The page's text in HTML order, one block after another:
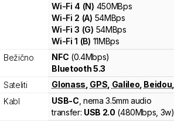
Wi-Fi 4 (N) 450MBps
Wi-Fi 2 (A) 54MBps
Wi-Fi3 (G) 54MBps
Wi-Fi1 (B) 11MBps
Bežično
NFC (0.4Mbps)
Bluetooth 5.3
Sateliti
Glonass GPS Galileo Beidou
Kabl
USB-C , nema 3.5mm audio
transfer: USB 2.0 (480Mbps, 3w)